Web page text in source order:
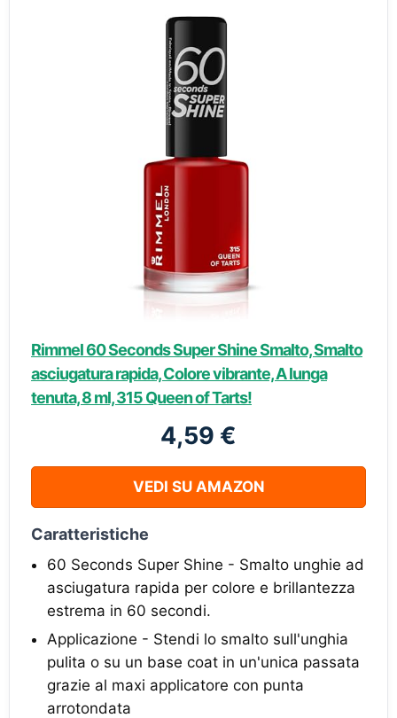
Rimmel 60 Seconds Super Shine Smalto, Smalto
asciugatura rapida, Colore vibrante, A lunga
tenuta, 8 ml, 315 Queen of Tarts!
4,59 €
VEDI SU AMAZON
Caratteristiche
60 Seconds Super Shine - Smalto unghie ad
asciugatura rapida per colore e brillantezza
estrema in 60 secondi.
Applicazione - Stendi lo smalto sull'unghia
pulita o su un base coat in un'unica passata
grazie al maxi applicatore con punta
arrotondata